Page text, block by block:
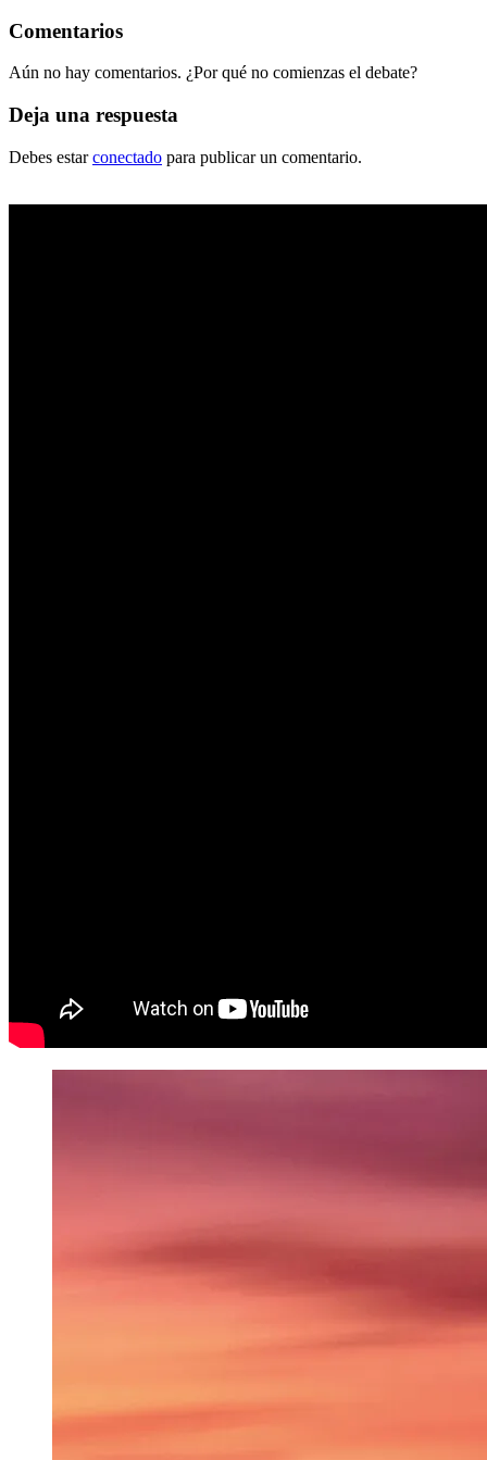
Comentarios
Aún no hay comentarios. ¿Por qué no comienzas el debate?
Deja una respuesta
Debes estarconectado para publicar un comentario.